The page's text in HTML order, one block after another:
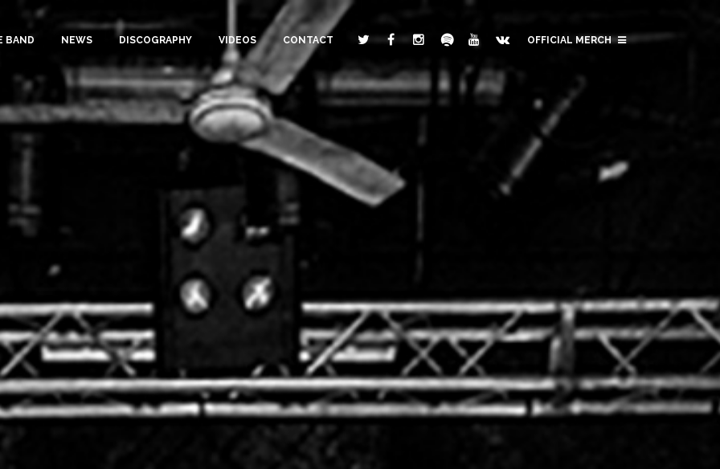
BAND NEWS DISCOGRAPHY VIDEOS CONTACT OFFICIAL MERCH